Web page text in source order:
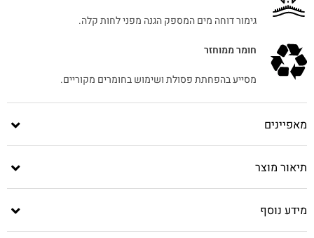
גימור דוחה מים המספק הגנה מפני לחות קלה.
חומר ממוחזר
מסייע בהפחתת פסולת ושימוש בחומרים מקוריים.
מאפיינים
תיאור מוצר
מידע נוסף